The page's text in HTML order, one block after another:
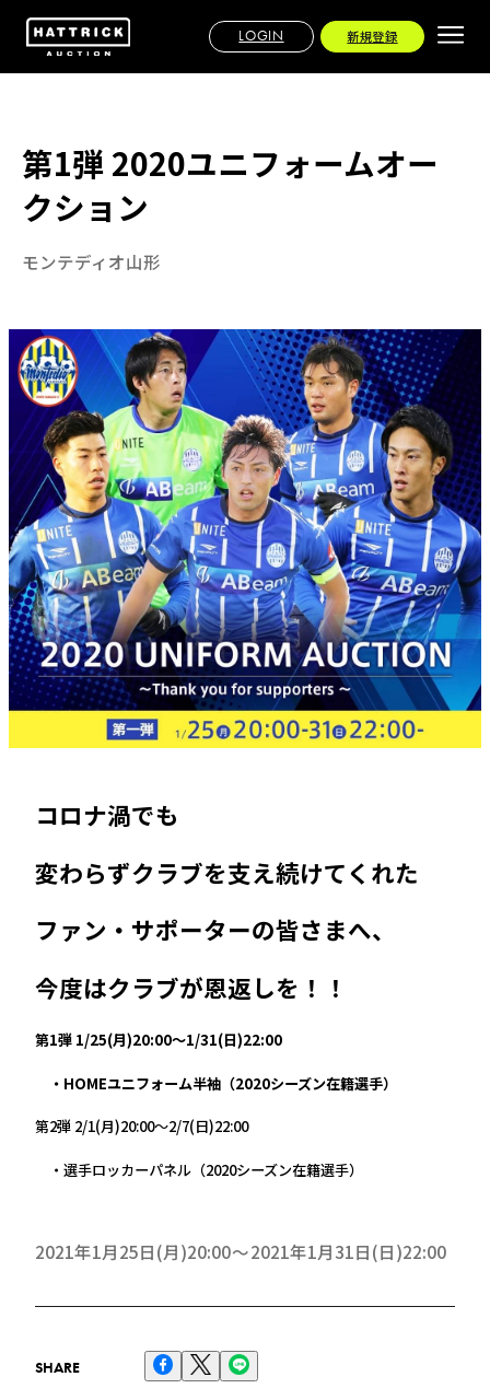
LOGIN 新規登録
第1弾 2020ユニフォームオー
クション
モンテディオ山形
コロナ渦でも
変わらずクラブを支え続けてくれた
ファン・サポーターの皆さまへ、
今度はクラブが恩返しを！！
第1弾 1/25(月)20:00〜1/31(日)22:00
・HOMEユニフォーム半袖（2020シーズン在籍選手）
第2弾 2/1(月)20:00〜2/7(日)22:00
・選手ロッカーパネル（2020シーズン在籍選手）
2021年1月25日(月)20:00 2021年1月31日(日)22:00
SHARE